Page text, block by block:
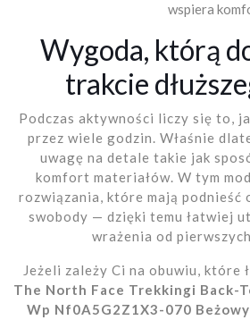
wspiera
Wygoda, którą
trakcie
Podczas aktywności liczy się to,
przez wiele godzin. Właśnie
uwagę na detale takie jak
komfort materiałów. W tym
rozwiązania, które mają podnieść
swobody — dzięki temu łatwiej
wrażenia od
Jeżeli zależy Ci na obuwiu, które
The North Face Trekkingi Back-
Wp Nf0A5G2Z1X3-070 Beżowy